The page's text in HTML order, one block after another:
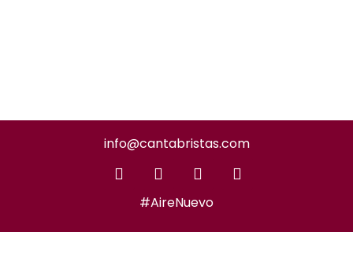
info@cantabristas.com
#AireNuevo